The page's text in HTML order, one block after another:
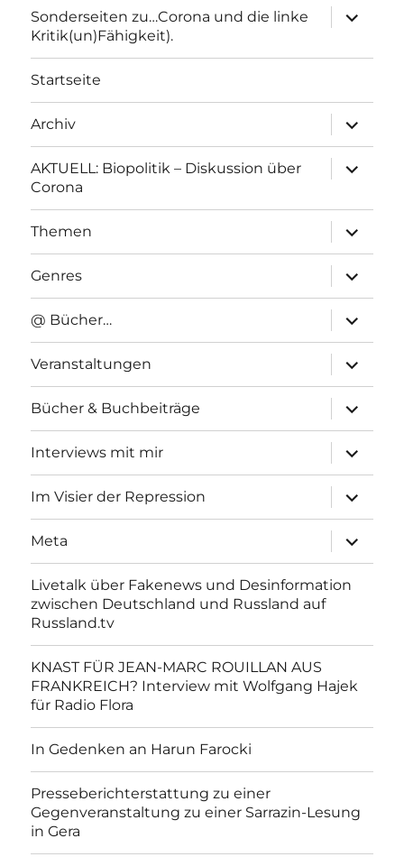
Sonderseiten zu…Corona und die linke
Kritik(un)Fähigkeit).
anzeigen
Startseite
Archiv
anzeigen
AKTUELL: Biopolitik – Diskussion über
Corona
anzeigen
Themen
anzeigen
Genres
anzeigen
@ Bücher…
anzeigen
Veranstaltungen
anzeigen
Bücher & Buchbeiträge
anzeigen
Interviews mit mir
anzeigen
Im Visier der Repression
anzeigen
Meta
anzeigen
Livetalk über Fakenews und Desinformation
zwischen Deutschland und Russland auf
Russland.tv
KNAST FÜR JEAN-MARC ROUILLAN AUS
FRANKREICH? Interview mit Wolfgang Hajek
für Radio Flora
In Gedenken an Harun Farocki
Presseberichterstattung zu einer
Gegenveranstaltung zu einer Sarrazin-Lesung
in Gera